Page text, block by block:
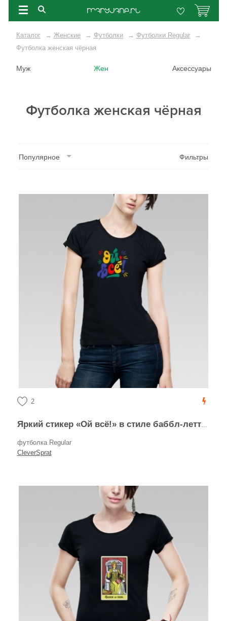
Каталог → Женские → Футболки → Футболки Regular
→
Футболка женская чёрная
Муж Жен Аксессуары
Футболка женская чёрная
Популярное Фильтры
2
Яркий стикер «Ой всё!» в стиле баббл-леттеринг
футболка Regular
CleverSprat